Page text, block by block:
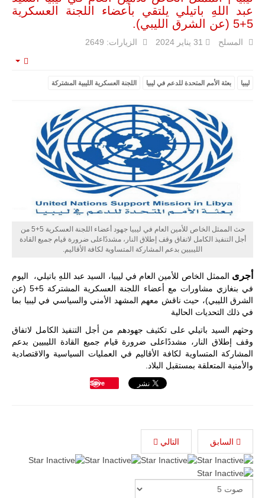
الروسية
أوريون مع
الأفريقي في
حرب
العصابات في
مالي.
مع تصاعد حدة
الحرب الجوية
الروسية في
مالي رُصدت
طائرة أوريون
بدون طيار فوق
باماكو وبالنسبة
لحملة مكافحة
التمرد في
منطقة الساحل،
فإن الجمع بين
أوريون على
التحليق…
للمزيد
ليبيا | إنطلاق
تدريبات
عبد اللهِ باتيلي يلتقي بأعضاء اللجنة العسكرية
5+5 (عن الشرق الليبي).
المسلح 31 يناير 2024 الزيارات: 2649
ليبيا بعثة الأمم المتحدة للدعم في ليبيا اللجنة العسكرية الليبية المشتركة
حث الممثل الخاص للأمين العام في ليبيا جهود أعضاء اللجنة العسكرية 5+5 من
أجل التنفيذ الكامل لاتفاق وقف إطلاق النار، مشددًاعلى ضرورة قيام جميع القادة
الليبيين بدعم المشاركة المتساوية لكافة الأقاليم.
أجرى الممثل الخاص للأمين العام في ليبيا، السيد عبد اللهِ باتيلي، اليوم
في بنغازي مشاورات مع أعضاء اللجنة العسكرية المشتركة 5+5 (عن
الشرق الليبي)، حيث ناقش معهم المشهد الأمني والسياسي في ليبيا بما
في ذلك التحديات الحالية
وحثهم السيد باتيلي على تكثيف جهودهم من أجل التنفيذ الكامل لاتفاق
وقف إطلاق النار، مشددًاعلى ضرورة قيام جميع القادة الليبيين بدعم
المشاركة المتساوية لكافة الأقاليم في العمليات السياسية والاقتصادية
والأمنية المتعلقة بمستقبل البلاد.
Save
السابق التالي